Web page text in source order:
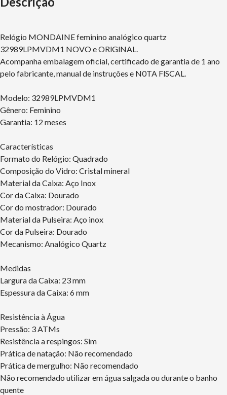
Relógio MONDAINE feminino analógico quartz
32989LPMVDM1 NOVO e ORlGlNAL.
Acompanha embalagem oficial, certificado de garantia de 1 ano
pelo fabricante, manual de instruções e N0TA FlSCAL.
Modelo: 32989LPMVDM1
Gênero: Feminino
Garantia: 12 meses
Características
Formato do Relógio: Quadrado
Composição do Vidro: Cristal mineral
Material da Caixa: Aço Inox
Cor da Caixa: Dourado
Cor do mostrador: Dourado
Material da Pulseira: Aço inox
Cor da Pulseira: Dourado
Mecanismo: Analógico Quartz
Medidas
Largura da Caixa: 23 mm
Espessura da Caixa: 6 mm
Resistência à Água
Pressão: 3 ATMs
Resistência a respingos: Sim
Prática de natação: Não recomendado
Prática de mergulho: Não recomendado
Não recomendado utilizar em água salgada ou durante o banho
quente